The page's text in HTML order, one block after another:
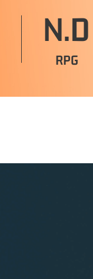
N.D
RPG